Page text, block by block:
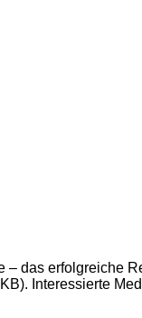
das erfolgreiche
Interessierte